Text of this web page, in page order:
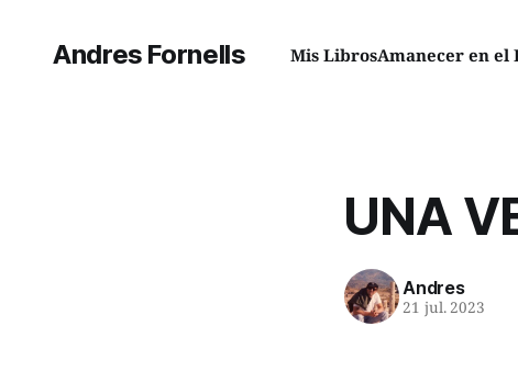
Andres Fornells Mis LibrosAmanecer en el
UNA
Andres
21 jul. 2023